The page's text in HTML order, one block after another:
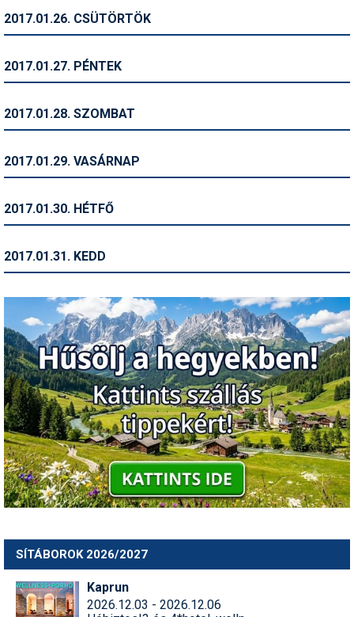
Utazási tippek
2017.01.26. CSÜTÖRTÖK
2017.01.27. PÉNTEK
2017.01.28. SZOMBAT
2017.01.29. VASÁRNAP
2017.01.30. HÉTFŐ
2017.01.31. KEDD
SÍTÁBOROK 2026/2027
Kaprun
2026.12.03 - 2026.12.06